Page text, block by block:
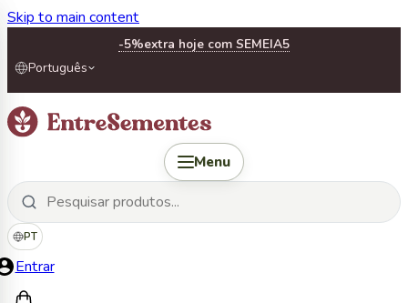
Skip to main content
-5%extra hoje com SEMEIA5
Português
Menu
PT
Entrar